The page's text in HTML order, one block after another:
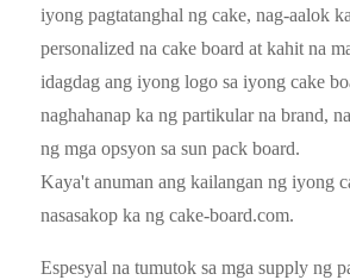
iyong pagtatanghal ng cake, nag-aalok
personalized na cake board at kahit na
idagdag ang iyong logo sa iyong cake
naghahanap ka ng partikular na brand,
ng mga opsyon sa sun pack board.
Kaya't anuman ang kailangan ng iyong
nasasakop ka ng cake-board.com.
Espesyal na tumutok sa mga supply ng